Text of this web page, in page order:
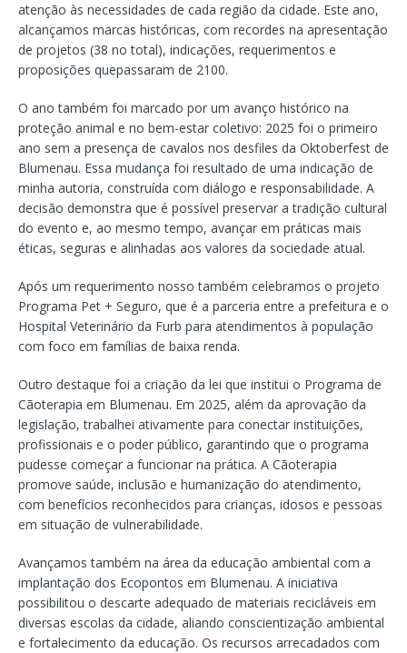
atenção às necessidades de cada região da cidade. Este ano,
alcançamos marcas históricas, com recordes na apresentação
de projetos (38 no total), indicações, requerimentos e
proposições quepassaram de 2100.
O ano também foi marcado por um avanço histórico na
proteção animal e no bem-estar coletivo: 2025 foi o primeiro
ano sem a presença de cavalos nos desfiles da Oktoberfest de
Blumenau. Essa mudança foi resultado de uma indicação de
minha autoria, construída com diálogo e responsabilidade. A
decisão demonstra que é possível preservar a tradição cultural
do evento e, ao mesmo tempo, avançar em práticas mais
éticas, seguras e alinhadas aos valores da sociedade atual.
Após um requerimento nosso também celebramos o projeto
Programa Pet + Seguro, que é a parceria entre a prefeitura e o
Hospital Veterinário da Furb para atendimentos à população
com foco em famílias de baixa renda.
Outro destaque foi a criação da lei que institui o Programa de
Cãoterapia em Blumenau. Em 2025, além da aprovação da
legislação, trabalhei ativamente para conectar instituições,
profissionais e o poder público, garantindo que o programa
pudesse começar a funcionar na prática. A Cãoterapia
promove saúde, inclusão e humanização do atendimento,
com benefícios reconhecidos para crianças, idosos e pessoas
em situação de vulnerabilidade.
Avançamos também na área da educação ambiental com a
implantação dos Ecopontos em Blumenau. A iniciativa
possibilitou o descarte adequado de materiais recicláveis em
diversas escolas da cidade, aliando conscientização ambiental
e fortalecimento da educação. Os recursos arrecadados com